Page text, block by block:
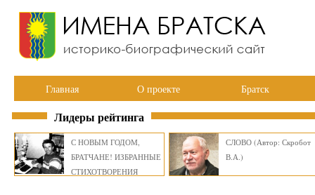
Главная О проекте Братск
Лидеры рейтинга
С НОВЫМ ГОДОМ,
БРАТЧАНЕ! ИЗБРАННЫЕ
СТИХОТВОРЕНИЯ
СЛОВО (Автор: Скробот
В.А.)